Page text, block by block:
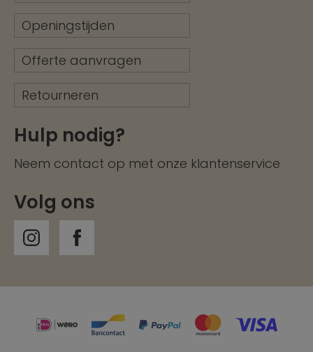
Openingstijden
Offerte aanvragen
Retourneren
Hulp nodig?
Neem contact op met onze klantenservice
Volg ons